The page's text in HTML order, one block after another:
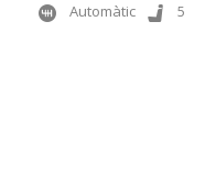
Automàtic 5